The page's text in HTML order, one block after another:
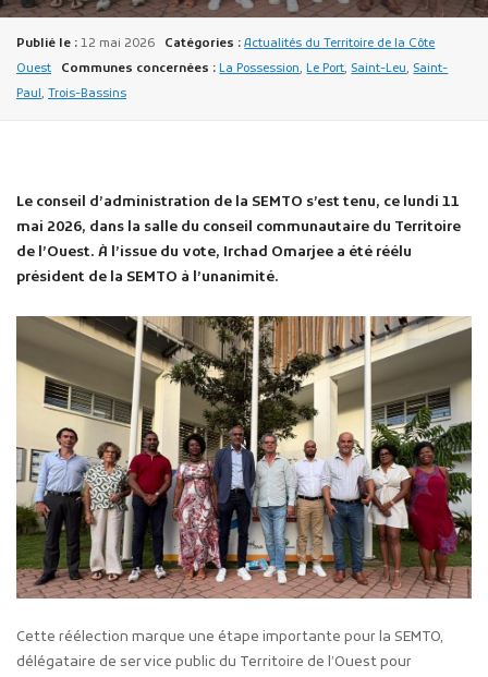
Projets financés par l'Europe
Plans d'accès
Publié le : 12 mai 2026 Catégories : Actualités du Territoire de la Côte
Ouest
Communes concernées : La Possession,Le Port, Saint-Leu, Saint-
Paul, Trois-Bassins
Le conseil d’administration de la SEMTO s’est tenu, ce lundi 11
mai 2026, dans la salle du conseil communautaire du Territoire
de l’Ouest. À l’issue du vote, Irchad Omarjee a été réélu
président de la SEMTO à l’unanimité.
Cette réélection marque une étape importante pour la SEMTO,
délégataire de service public du Territoire de l’Ouest pour